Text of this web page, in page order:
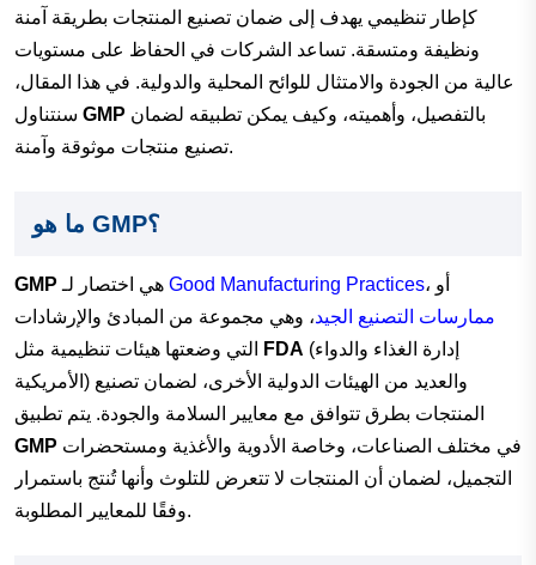
كإطار تنظيمي يهدف إلى ضمان تصنيع المنتجات بطريقة آمنة
ونظيفة ومتسقة. تساعد الشركات في الحفاظ على مستويات
عالية من الجودة والامتثال للوائح المحلية والدولية. في هذا المقال،
GMP
تصنيع منتجات موثوقة وآمنة.
ما هو GMP؟
GMP Good Manufacturing Practices ، أو
ممارسات التصنيع الجيد، وهي مجموعة من المبادئ والإرشادات
FDA (إدارة الغذاء والدواء
الأمريكية) والعديد من الهيئات الدولية الأخرى، لضمان تصنيع
المنتجات بطرق تتوافق مع معايير السلامة والجودة. يتم تطبيق
GMP
التجميل، لضمان أن المنتجات لا تتعرض للتلوث وأنها تُنتج باستمرار
وفقًا للمعايير المطلوبة.